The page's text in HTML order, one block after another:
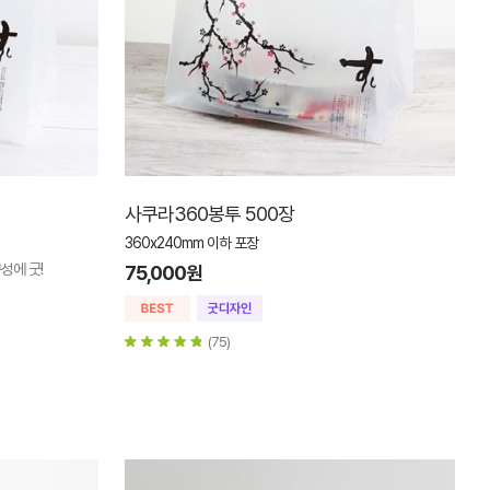
에 굿!
사쿠라360봉투 500장
360x240mm 이하 포장
75,000원
(75)